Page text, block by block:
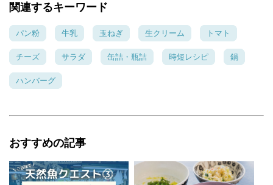
関連するキーワード
パン粉 牛乳 玉ねぎ 生クリーム トマト
チーズ サラダ 缶詰・瓶詰 時短レシピ 鍋
ハンバーグ
おすすめの記事